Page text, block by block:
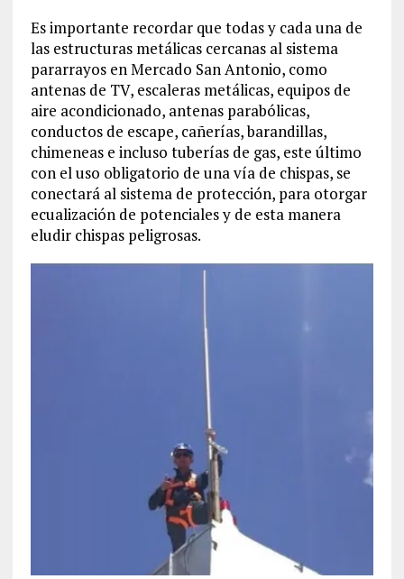
Es importante recordar que todas y cada una de
las estructuras metálicas cercanas al sistema
pararrayos en Mercado San Antonio, como
antenas de TV, escaleras metálicas, equipos de
aire acondicionado, antenas parabólicas,
conductos de escape, cañerías, barandillas,
chimeneas e incluso tuberías de gas, este último
con el uso obligatorio de una vía de chispas, se
conectará al sistema de protección, para otorgar
ecualización de potenciales y de esta manera
eludir chispas peligrosas.